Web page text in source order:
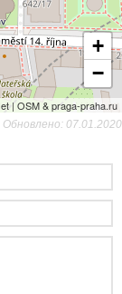
+
−
| OSM & praga-praha.ru
Обновлено: 07.01.2020